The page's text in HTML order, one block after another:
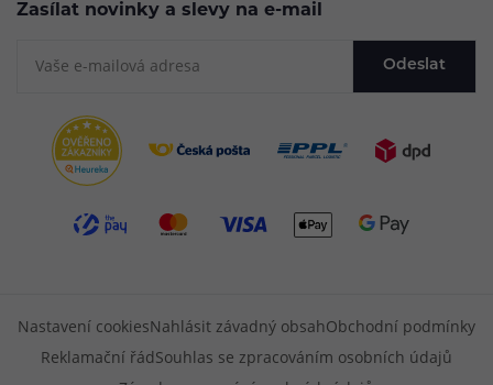
Zasílat novinky a slevy na e-mail
Odeslat
Nastavení cookiesNahlásit závadný obsahObchodní podmínky
Reklamační řádSouhlas se zpracováním osobních údajů